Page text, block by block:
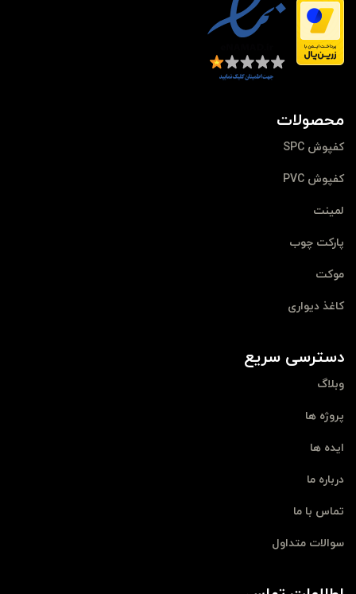
محصولات
کفپوش SPC
کفپوش PVC
لمینت
پارکت چوب
موکت
کاغذ دیواری
دسترسی سریع
وبلاگ
پروژه ها
ایده ها
درباره ما
تماس با ما
سوالات متداول